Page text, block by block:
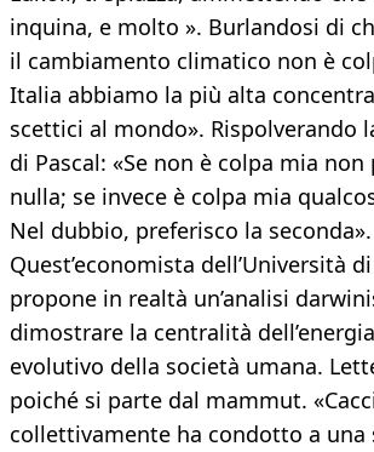
inquina, e molto ». Burlandosi di
il cambiamento climatico non è
Italia abbiamo la più alta
scettici al mondo». Rispolverando
di Pascal: «Se non è colpa mia non
nulla; se invece è colpa mia
Nel dubbio, preferisco la seconda».
Quest’economista dell’Università
propone in realtà un’analisi
dimostrare la centralità
evolutivo della società umana.
poiché si parte dal mammut.
collettivamente ha condotto a una